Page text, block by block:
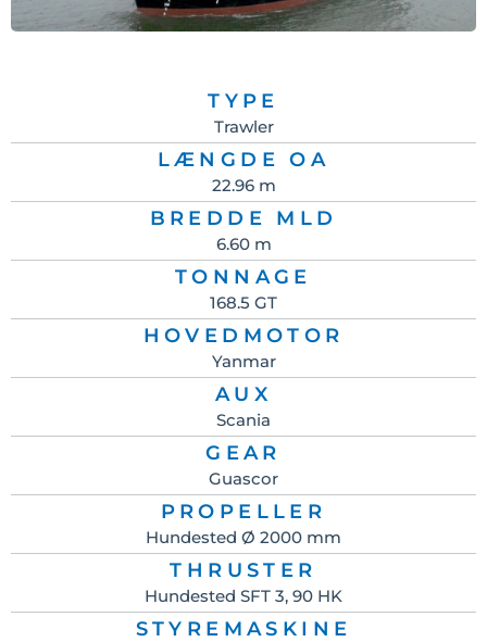
TYPE
Trawler
LÆNGDE OA
22.96 m
BREDDE MLD
6.60 m
TONNAGE
168.5 GT
HOVEDMOTOR
Yanmar
AUX
Scania
GEAR
Guascor
PROPELLER
Hundested Ø 2000 mm
THRUSTER
Hundested SFT 3, 90 HK
STYREMASKINE